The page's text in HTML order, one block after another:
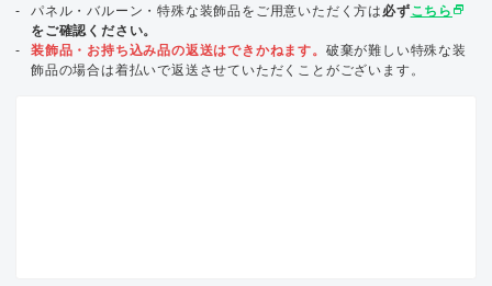
パネル・バルーン・特殊な装飾品をご用意いただく方は 必ずこちら select_window
をご確認ください。
装飾品・お持ち込み品の返送はできかねます。 破棄が難しい特殊な装
飾品の場合は着払いで返送させていただくことがございます。